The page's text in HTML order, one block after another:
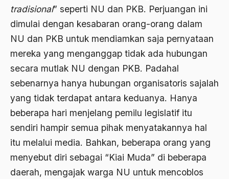
tradisional” seperti NU dan PKB. Perjuangan ini
dimulai dengan kesabaran orang-orang dalam
NU dan PKB untuk mendiamkan saja pernyataan
mereka yang menganggap tidak ada hubungan
secara mutlak NU dengan PKB. Padahal
sebenarnya hanya hubungan organisatoris sajalah
yang tidak terdapat antara keduanya. Hanya
beberapa hari menjelang pemilu legislatif itu
sendiri hampir semua pihak menyatakannya hal
itu melalui media. Bahkan, beberapa orang yang
menyebut diri sebagai “Kiai Muda” di beberapa
daerah, mengajak warga NU untuk mencoblos
Ahli
ahli fikih
Ahli Ilmu Agama
Ahli waris
ahlul sunnah wal jamaah
Ahlussunnah
Ahlussunnah Wal jamaah
Ahmad Benbella